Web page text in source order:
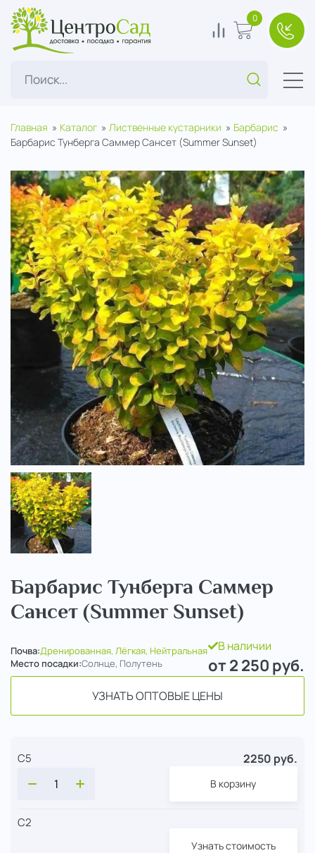
ЦентроСад
Поиск...
0 В корзину
0
Главная Каталог Лиственные кустарники
Барбарис
Барбарис Тунберга Саммер Сансет (Summer Sunset)
Барбарис Тунберга Саммер
Сансет (Summer Sunset)
Почва:Дренированная, Лёгкая, Нейтральная
Место посадки:Солнце, Полутень
В наличии
от 2 250 руб.
УЗНАТЬ ОПТОВЫЕ ЦЕНЫ
С5 2250 руб.
В корзину
С2
Узнать стоимость